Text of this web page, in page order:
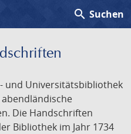
search Suchen
und Universitätsbibliothek
Die Handschriften
Bibliothek im Jahr 1734